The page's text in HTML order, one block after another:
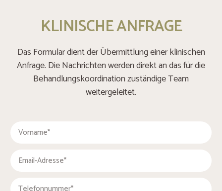
KLINISCHE ANFRAGE
Das Formular dient der Übermittlung einer klinischen
Anfrage. Die Nachrichten werden direkt an das für die
Behandlungskoordination zuständige Team
weitergeleitet.